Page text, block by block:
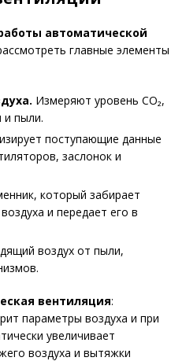
автоматической
главные элементы
Измеряют уровень CO₂,
и пыли.
поступающие данные
заслонок и
который забирает
и передает его в
воздух от пыли,
вентиляция:
параметры воздуха и при
увеличивает
воздуха и вытяжки